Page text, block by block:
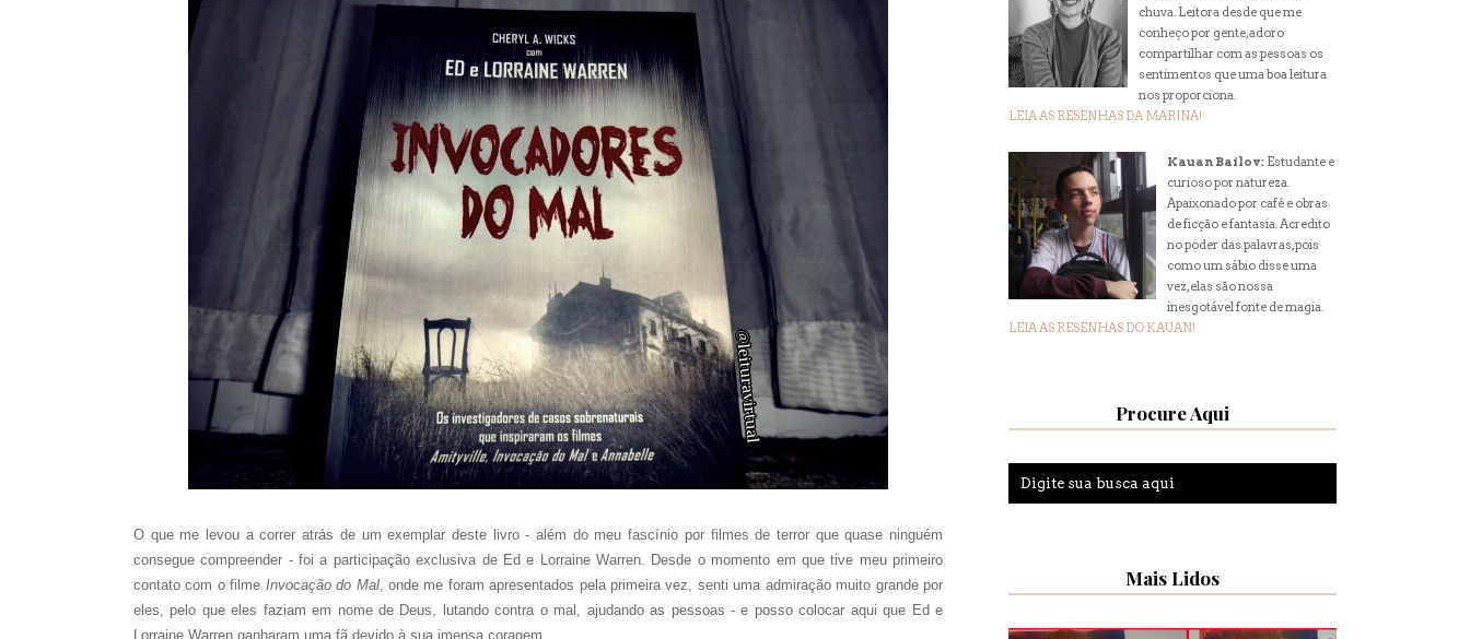
O que me levou a correr atrás de um exemplar deste livro - além do meu fascínio por filmes de terror que quase ninguém
consegue compreender - foi a participação exclusiva de Ed e Lorraine Warren. Desde o momento em que tive meu primeiro
contato com o filme Invocação do Mal, onde me foram apresentados pela primeira vez, senti uma admiração muito grande por
eles, pelo que eles faziam em nome de Deus, lutando contra o mal, ajudando as pessoas - e posso colocar aqui que Ed e
Lorraine Warren ganharam uma fã devido à sua imensa coragem.
chuva. Leitora desde que me
conheço por gente, adoro
compartilhar com as pessoas os
sentimentos que uma boa leitura
nos proporciona.
LEIA AS RESENHAS DA MARINA!
Kauan Bailov: Estudante e
curioso por natureza.
Apaixonado por café e obras
de ficção e fantasia. Acredito
no poder das palavras, pois
como um sábio disse uma
vez, elas são nossa
inesgotável fonte de magia.
LEIA AS RESENHAS DO KAUAN!
Procure Aqui
Mais Lidos